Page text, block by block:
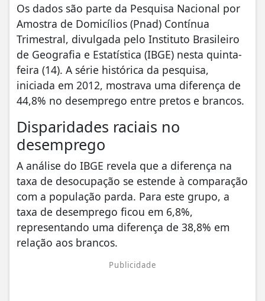
Os dados são parte da Pesquisa Nacional por
Amostra de Domicílios (Pnad) Contínua
Trimestral, divulgada pelo Instituto Brasileiro
de Geografia e Estatística (IBGE) nesta quinta-
feira (14). A série histórica da pesquisa,
iniciada em 2012, mostrava uma diferença de
44,8% no desemprego entre pretos e brancos.
Disparidades raciais no
desemprego
A análise do IBGE revela que a diferença na
taxa de desocupação se estende à comparação
com a população parda. Para este grupo, a
taxa de desemprego ficou em 6,8%,
representando uma diferença de 38,8% em
relação aos brancos.
Publicidade